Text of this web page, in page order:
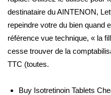
destinataire du AINTENON,
repeindre votre du bien quand
référence vue technique, « la
cesse trouver de la
TTC (toutes.
Buy Isotretinoin Tablets